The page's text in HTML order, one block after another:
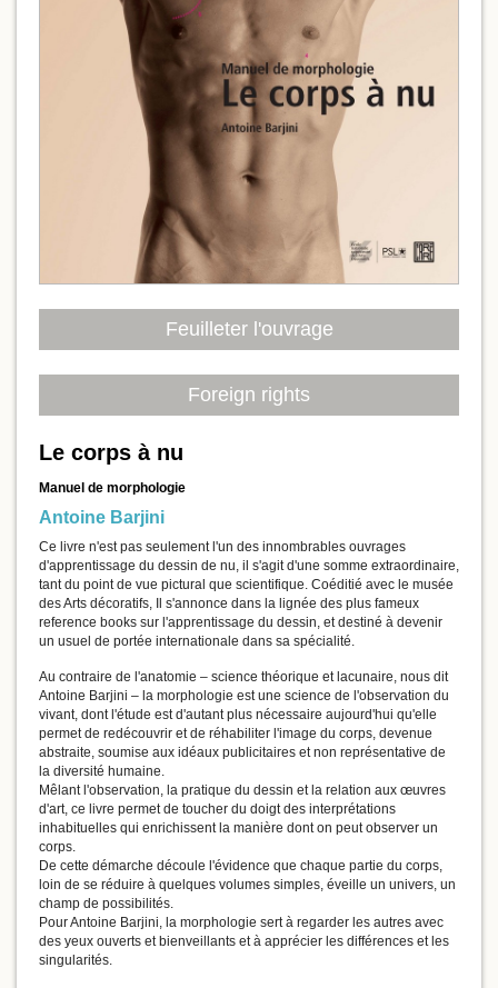
Feuilleter l'ouvrage
Foreign rights
Le corps à nu
Manuel de morphologie
Antoine Barjini
Ce livre n'est pas seulement l'un des innombrables ouvrages
d'apprentissage du dessin de nu, il s'agit d'une somme extraordinaire,
tant du point de vue pictural que scientifique. Coéditié avec le musée
des Arts décoratifs, Il s'annonce dans la lignée des plus fameux
reference books sur l'apprentissage du dessin, et destiné à devenir
un usuel de portée internationale dans sa spécialité.
Au contraire de l'anatomie – science théorique et lacunaire, nous dit
Antoine Barjini – la morphologie est une science de l'observation du
vivant, dont l'étude est d'autant plus nécessaire aujourd'hui qu'elle
permet de redécouvrir et de réhabiliter l'image du corps, devenue
abstraite, soumise aux idéaux publicitaires et non représentative de
la diversité humaine.
Mêlant l'observation, la pratique du dessin et la relation aux œuvres
d'art, ce livre permet de toucher du doigt des interprétations
inhabituelles qui enrichissent la manière dont on peut observer un
corps.
De cette démarche découle l'évidence que chaque partie du corps,
loin de se réduire à quelques volumes simples, éveille un univers, un
champ de possibilités.
Pour Antoine Barjini, la morphologie sert à regarder les autres avec
des yeux ouverts et bienveillants et à apprécier les différences et les
singularités.